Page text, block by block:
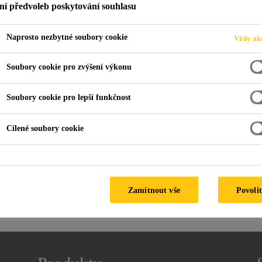
elektrárny řady SikaGrout®-3000 jsou
únavě a speciálně navržené tak, aby
vyvinuty tak, aby mohly být
aniž by se snížila jejich kvalita nebo životnost.
předvoleb poskytování souhlasu
Naprosto nezbytné soubory cookie Vždy
Soubory cookie pro zvýšení výkonu
Soubory cookie pro lepší funkčnost
Cílené soubory cookie
Zamítnout vše Povolit